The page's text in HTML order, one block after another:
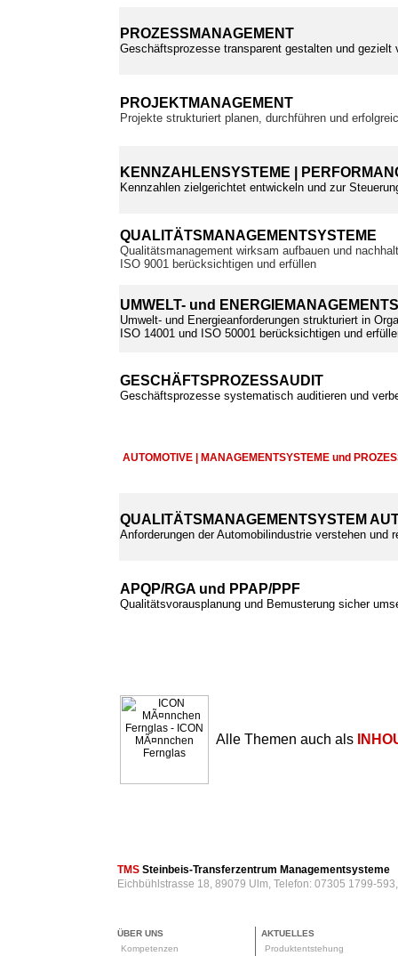
PROZESSMANAGEMENT
Geschäftsprozesse transparent gestalten und gezielt
PROJEKTMANAGEMENT
Projekte strukturiert planen, durchführen und
KENNZAHLENSYSTEME |
Kennzahlen zielgerichtet entwickeln und zur
QUALITÄTSMANAGEMENTSYSTEME
Qualitätsmanagement wirksam aufbauen und
ISO 9001 berücksichtigen und erfüllen
UMWELT- und
Umwelt- und Energieanforderungen strukturiert in
ISO 14001 und ISO 50001 berücksichtigen und
GESCHÄFTSPROZESSAUDIT
Geschäftsprozesse systematisch auditieren und
AUTOMOTIVE | MANAGEMENTSYSTEME und
QUALITÄTSMANAGEMENTSYSTEM
Anforderungen der Automobilindustrie verstehen und
APQP/RGA und PPAP/PPF
Qualitätsvorausplanung und Bemusterung sicher
Alle Themen auch als
TMS Steinbeis-Transferzentrum Managementsysteme
Eichbühlstrasse 18, 89079 Ulm, Telefon: 07305 1799-
ÜBER UNS
Kompetenzen
AKTUELLES
Produktentstehung